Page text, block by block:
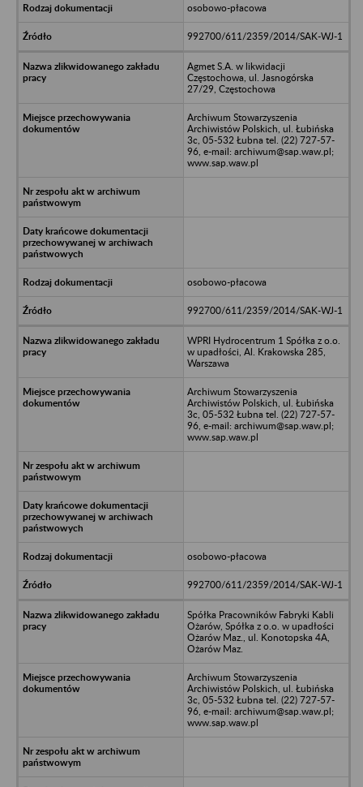
osobowo-płacowa
992700/611/2359/2014/SAK-WJ-1
Agmet S.A. w likwidacji
Częstochowa, ul. Jasnogórska
27/29, Częstochowa
Archiwum Stowarzyszenia
Archiwistów Polskich, ul. Łubińska
3c, 05-532 Łubna tel. (22) 727-57-
96, e-mail: archiwum@sap.waw.pl;
www.sap.waw.pl
osobowo-płacowa
992700/611/2359/2014/SAK-WJ-1
WPRI Hydrocentrum 1 Spółka z o.o.
w upadłości, Al. Krakowska 285,
Warszawa
Archiwum Stowarzyszenia
Archiwistów Polskich, ul. Łubińska
3c, 05-532 Łubna tel. (22) 727-57-
96, e-mail: archiwum@sap.waw.pl;
www.sap.waw.pl
osobowo-płacowa
992700/611/2359/2014/SAK-WJ-1
Spółka Pracowników Fabryki Kabli
Ożarów, Spółka z o.o. w upadłości
Ożarów Maz., ul. Konotopska 4A,
Ożarów Maz.
Archiwum Stowarzyszenia
Archiwistów Polskich, ul. Łubińska
3c, 05-532 Łubna tel. (22) 727-57-
96, e-mail: archiwum@sap.waw.pl;
www.sap.waw.pl